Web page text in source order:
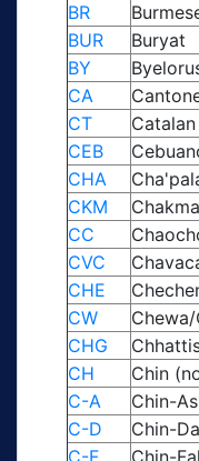
BR
BUR
Buryat
BY
CA
CT
Catalan
CEB
CHA
CKM
Chakma
CC
CVC
CHE
CW
CHG
CH
Chin
C-A
Chin-
C-D
Chin-
C-F
Chin-